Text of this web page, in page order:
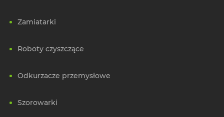
Zamiatarki
Roboty czyszczące
Odkurzacze przemysłowe
Szorowarki